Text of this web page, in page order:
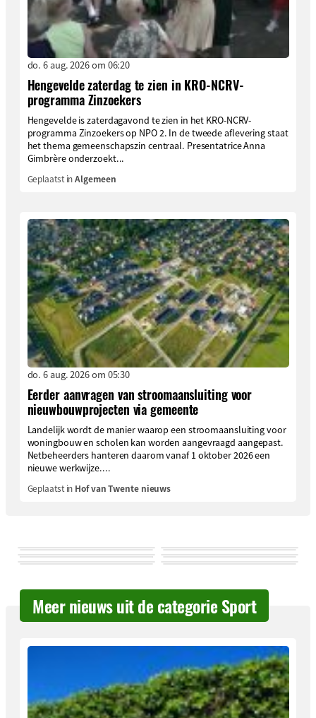
do. 6 aug. 2026 om 06:20
Hengevelde zaterdag te zien in KRO-NCRV-
programma Zinzoekers
Hengevelde is zaterdagavond te zien in het KRO-NCRV-
programma Zinzoekers op NPO 2. In de tweede aflevering staat
het thema gemeenschapszin centraal. Presentatrice Anna
Gimbrère onderzoekt...
Geplaatst inAlgemeen
do. 6 aug. 2026 om 05:30
Eerder aanvragen van stroomaansluiting voor
nieuwbouwprojecten via gemeente
Landelijk wordt de manier waarop een stroomaansluiting voor
woningbouw en scholen kan worden aangevraagd aangepast.
Netbeheerders hanteren daarom vanaf 1 oktober 2026 een
nieuwe werkwijze....
Geplaatst in Hof van Twente nieuws
Meer nieuws uit de categorie Sport